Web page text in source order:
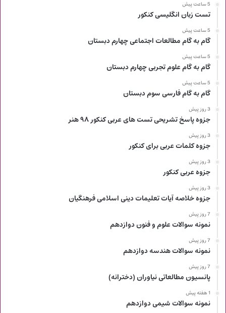
5 ساعت پیش
تست زبان انگلیسی کنکور
5 ساعت پیش
گام به گام مطالعات اجتماعی چهارم دبستان
5 ساعت پیش
گام به گام علوم تجربی چهارم دبستان
5 ساعت پیش
گام به گام فارسی سوم دبستان
3 روز پیش
جزوه پاسخ تشریحی تست های عربی کنکور ۹۸ هنر
3 روز پیش
جزوه کلمات عربی برای کنکور
3 روز پیش
جزوه عربی کنکور
3 روز پیش
جزوه خلاصه آیات تعلیمات دینی اسلامی فرهنگیان
7 روز پیش
نمونه سوالات علوم و فنون دوازدهم
7 روز پیش
نمونه سوالات هندسه دوازدهم
7 روز پیش
پانسیون مطالعاتی نیاوران (دخترانه)
1 هفته پیش
نمونه سوالات شیمی دوازدهم